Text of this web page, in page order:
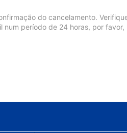
do cancelamento.
num período de 24 horas, por favor,